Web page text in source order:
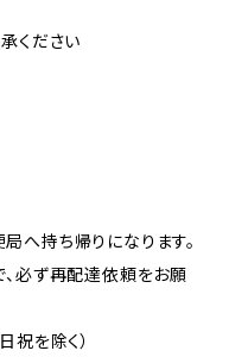
ください
へ持ち帰りになります。
必ず再配達依頼をお願
を除く）